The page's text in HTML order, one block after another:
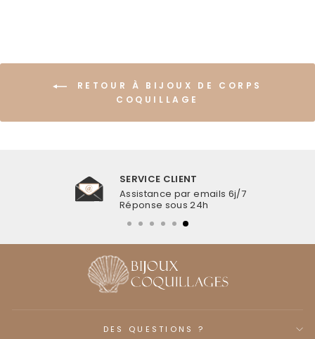
RETOUR À BIJOUX DE CORPS
COQUILLAGE
SERVICE CLIENT
Assistance par emails 6j/7
Réponse sous 24h
DES QUESTIONS ?